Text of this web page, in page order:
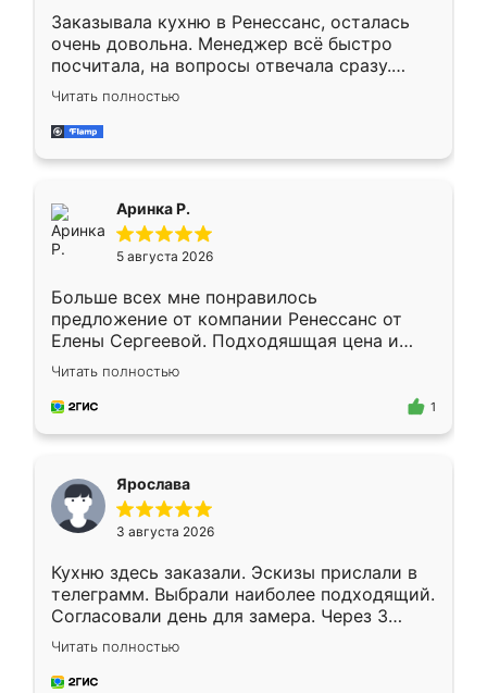
Заказывала кухню в Ренессанс, осталась
очень довольна. Менеджер всё быстро
посчитала, на вопросы отвечала сразу.
Замерщик приехал в субботу, подошёл к
делу со всей ответственностью. Собрали
за день, ребята работали аккуратно, даже
Читать полностью
Аринка Р.
5 августа 2026
Больше всех мне понравилось
предложение от компании Ренессанс от
Елены Сергеевой. Подходяшщая цена и
короткие сроки изготовления. Приехавший
для замера сотрудник Владислав
предложил по моему эскизу самый
Читать полностью
1
Ярослава
3 августа 2026
Кухню здесь заказали. Эскизы прислали в
телеграмм. Выбрали наиболее подходящий.
Согласовали день для замера. Через 3
недели кухня была уже готова. Остались
довольны работой. Спасибо Ренессанс
мебель за качественную работу!
Читать полностью